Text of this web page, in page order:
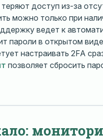
доступ из-за
можно только при
ведет к
пароли в открытом
настраивать 2FA
позволяет сбросить